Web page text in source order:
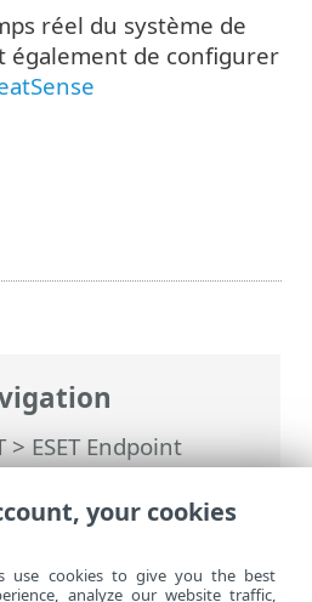
>ESET Endpoint
avancée>
en temps réel
réel du système de
également de configurer
your cookies
use cookies to give you the best
analyze our website traffic,